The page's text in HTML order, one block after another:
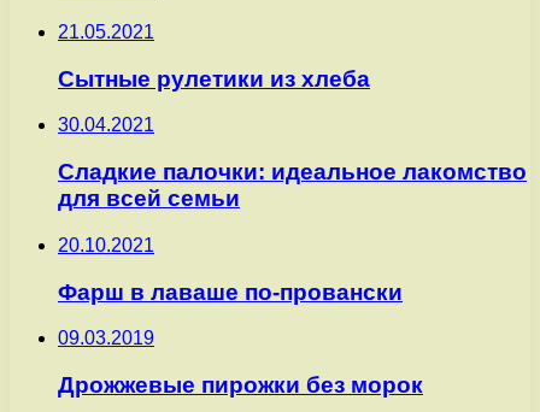
21.05.2021
Сытные рулетики из хлеба
30.04.2021
Сладкие палочки: идеальное лакомство
для всей семьи
20.10.2021
Фарш в лаваше по-провански
09.03.2019
Дрожжевые пирожки без морок